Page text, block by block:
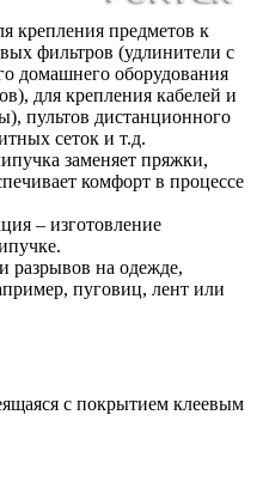
крепления предметов к
фильтров (удлинители с
домашнего оборудования
для крепления кабелей и
пультов дистанционного
сеток и т.д.
заменяет пряжки,
комфорт в процессе
– изготовление
разрывов на одежде,
пуговиц, лент или
с покрытием клеевым